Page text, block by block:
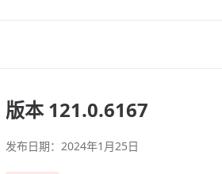
版本 121.0.6167
发布日期：2024年1月25日